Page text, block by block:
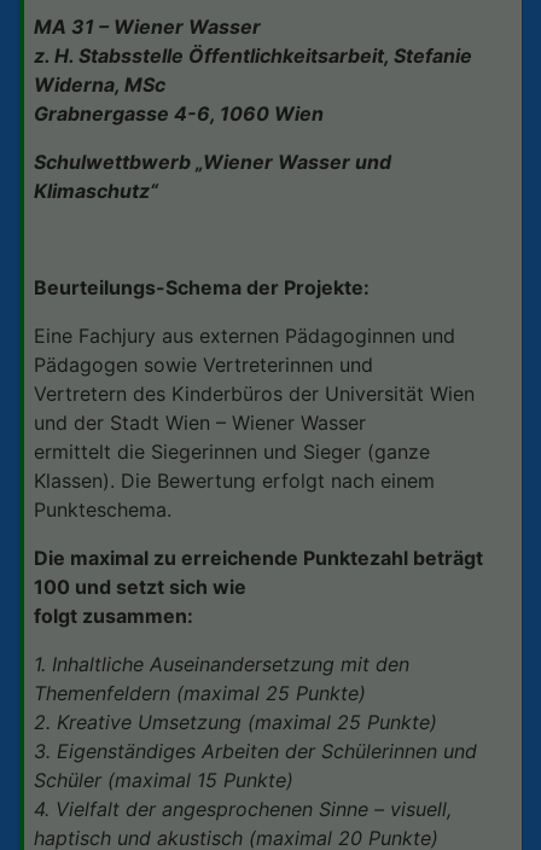
MA 31 – Wiener Wasser
z. H. Stabsstelle Öffentlichkeitsarbeit, Stefanie
Widerna, MSc
Grabnergasse 4-6, 1060 Wien
Schulwettbwerb „Wiener Wasser und
Klimaschutz“
Beurteilungs-Schema der Projekte:
Eine Fachjury aus externen Pädagoginnen und
Pädagogen sowie Vertreterinnen und
Vertretern des Kinderbüros der Universität Wien
und der Stadt Wien – Wiener Wasser
ermittelt die Siegerinnen und Sieger (ganze
Klassen). Die Bewertung erfolgt nach einem
Punkteschema.
Die maximal zu erreichende Punktezahl beträgt
100 und setzt sich wie
folgt zusammen:
1. Inhaltliche Auseinandersetzung mit den
Themenfeldern (maximal 25 Punkte)
2. Kreative Umsetzung (maximal 25 Punkte)
3. Eigenständiges Arbeiten der Schülerinnen und
Schüler (maximal 15 Punkte)
4. Vielfalt der angesprochenen Sinne – visuell,
haptisch und akustisch (maximal 20 Punkte)